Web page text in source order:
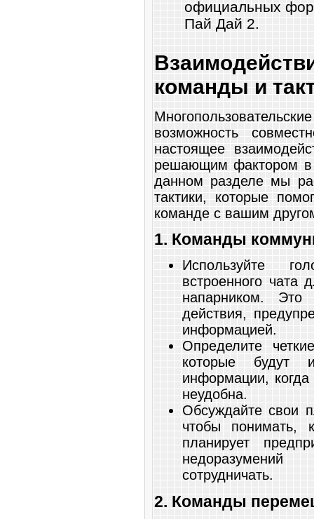
официальных
Пай Дай 2.
команды и
возможность
настоящее
решающим фактором в
данном разделе мы
тактики, которые
команде с вашим
1. Команды
Используйте
встроенного чата
напарником. Это
действия,
информацией.
Определите
которые будут
информации, когда
неудобна.
Обсуждайте свои
чтобы понимать,
планирует
сотрудничать.
2. Команды